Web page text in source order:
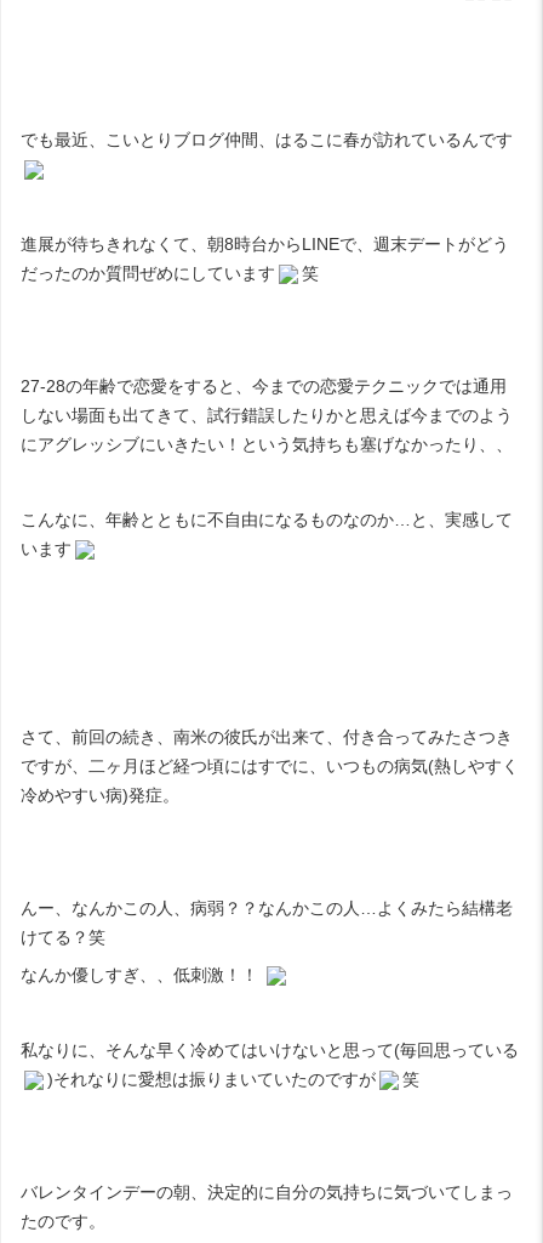
でも最近、こいとりブログ仲間、 はるこ に春が訪れているんです
進展が待ちきれなくて、朝8時台からLINEで、週末デートがどう
だったのか質問ぜめにしています
笑
27-28の年齢で恋愛をすると、今までの恋愛テクニックでは通用
しない場面も出てきて、試行錯誤したりかと思えば今までのよう
にアグレッシブにいきたい！という気持ちも塞げなかったり、、
こんなに、年齢とともに不自由になるものなのか…と、実感して
います
さて、 前回の続き、南米の彼氏が出来て、付き合ってみたさつき
ですが、二ヶ月ほど経つ頃にはすでに、いつもの病気(熱しやすく
冷めやすい病)発症。
んー、なんかこの人、病弱？？なんかこの人…よくみたら結構老
けてる？笑
なんか優しすぎ、、低刺激！！
私なりに、そんな早く冷めてはいけないと思って(毎回思っている
)それなりに愛想は振りまいていたのですが
笑
バレンタインデーの朝、決定的に自分の気持ちに気づいてしまっ
たのです。